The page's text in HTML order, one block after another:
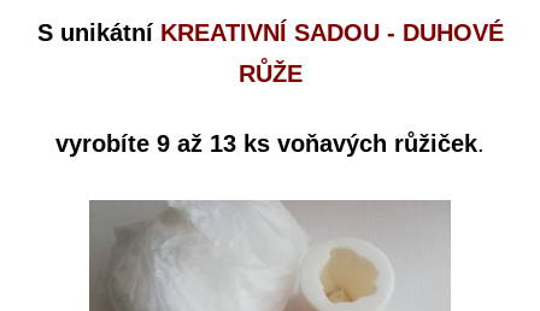
S unikátní KREATIVNÍ SADOU - DUHOVÉ
RŮŽE
vyrobíte 9 až 13 ks voňavých růžiček.